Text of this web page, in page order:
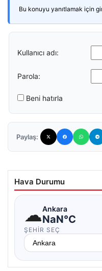
Bu konuyu yanıtlamak için
Kullanıcı adı:
Parola:
Beni hatırla
Paylaş:
Hava Durumu
☁Ankara
NaN°C
ŞEHIR SEÇ